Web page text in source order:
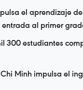
el aprendizaje
entrada al primer
300 estudiantes
Minh impulsa el